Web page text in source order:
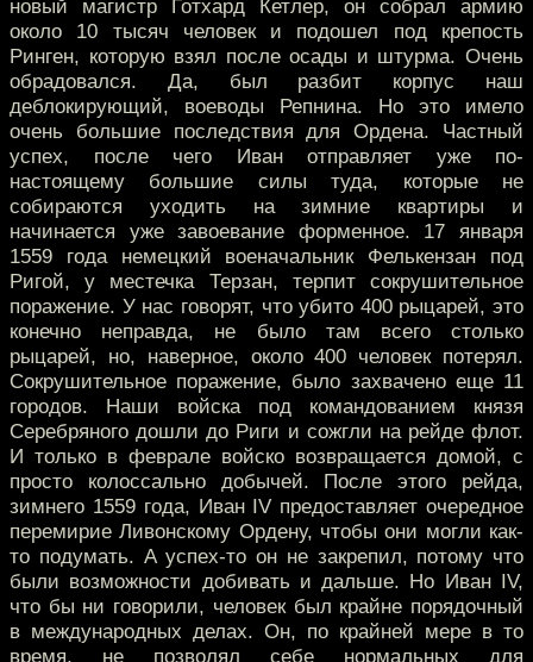
новый магистр Готхард Кетлер, он собрал армию
около 10 тысяч человек и подошел под крепость
Ринген, которую взял после осады и штурма. Очень
обрадовался. Да, был разбит корпус наш
деблокирующий, воеводы Репнина. Но это имело
очень большие последствия для Ордена. Частный
успех, после чего Иван отправляет уже по-
настоящему большие силы туда, которые не
собираются уходить на зимние квартиры и
начинается уже завоевание форменное. 17 января
1559 года немецкий военачальник Фелькензан под
Ригой, у местечка Терзан, терпит сокрушительное
поражение. У нас говорят, что убито 400 рыцарей, это
конечно неправда, не было там всего столько
рыцарей, но, наверное, около 400 человек потерял.
Сокрушительное поражение, было захвачено еще 11
городов. Наши войска под командованием князя
Серебряного дошли до Риги и сожгли на рейде флот.
И только в феврале войско возвращается домой, с
просто колоссально добычей. После этого рейда,
зимнего 1559 года, Иван IV предоставляет очередное
перемирие Ливонскому Ордену, чтобы они могли как-
то подумать. А успех-то он не закрепил, потому что
были возможности добивать и дальше. Но Иван IV,
что бы ни говорили, человек был крайне порядочный
в международных делах. Он, по крайней мере в то
время, не позволял себе нормальных для